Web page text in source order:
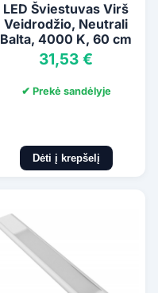
LED Šviestuvas Virš
Veidrodžio, Neutrali
Balta, 4000 K, 60 cm
31,53 €
✔ Prekė sandėlyje
Dėti į krepšelį